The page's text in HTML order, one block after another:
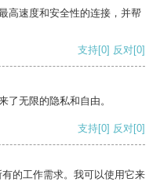
高速度和安全性的连接，并帮
支持[0] 反对[0]
了无限的隐私和自由。
支持[0] 反对[0]
的工作需求。我可以使用它来